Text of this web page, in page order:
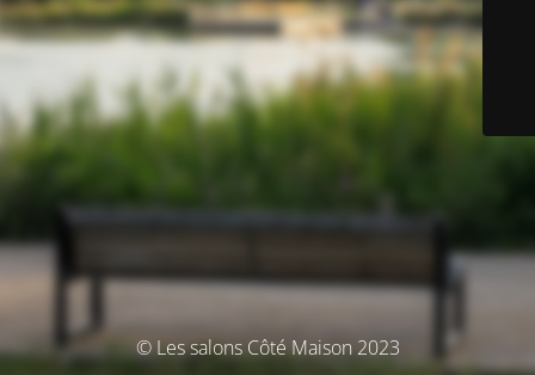
© Les salons Côté Maison 2023